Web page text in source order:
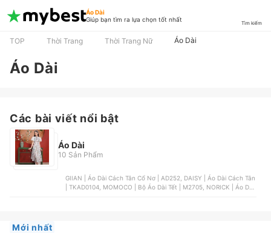
Áo Dài
Giúp bạn tìm ra lựa chọn tốt nhất
Tìm kiếm
TOP Thời Trang Thời Trang Nữ Áo Dài
Áo Dài
Các bài viết nổi bật
Áo Dài
10 Sản Phẩm
GIIAN | Áo Dài Cách Tân Cổ Nơ | AD252, DAISY | Áo Dài Cách Tân
| TKAD0104, MOMOCO | Bộ Áo Dài Tết | M2705, NORICK | Áo Dài
Mới nhất